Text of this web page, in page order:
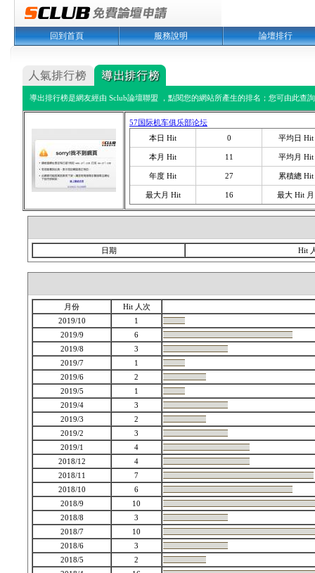
回到首頁 服務說明 論壇排行
導出排行榜是網友經由 Sclub論壇聯盟 ，點閱您的網站所產生的排名；您可由此查
57国际机车俱乐部论坛
本日 Hit
0 平均日 Hit
本月 Hit 11 平均月 Hit
年度 Hit 27 累積總 Hit
最大月 Hit 16 最大 Hit 月
日期 Hit
月份
Hit 人次
2019/10
1
2019/9
6
2019/8
3
2019/7
1
2019/6
2
2019/5
1
2019/4
3
2019/3
2
2019/2
3
2019/1
4
2018/12
4
2018/11
7
2018/10
6
2018/9
10
2018/8
3
2018/7
10
2018/6
3
2018/5
2